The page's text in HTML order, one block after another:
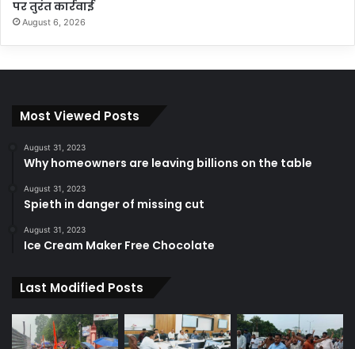
पर तुरंत कार्रवाई
August 6, 2026
Most Viewed Posts
August 31, 2023
Why homeowners are leaving billions on the table
August 31, 2023
Spieth in danger of missing cut
August 31, 2023
Ice Cream Maker Free Chocolate
Last Modified Posts